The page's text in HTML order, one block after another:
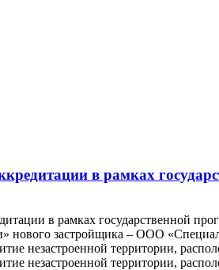
в рамках
в рамках государственной
нового застройщика – ООО
незастроенной территории,
незастроенной территории,